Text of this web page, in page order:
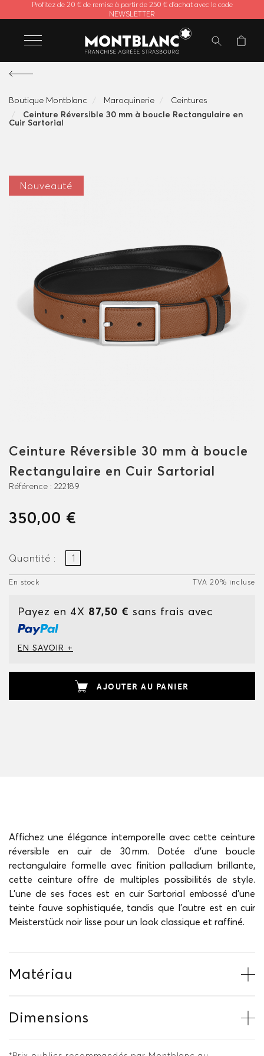
Profitez de 20 € de remise à partir de 250 € d'achat avec le code
NEWSLETTER
Boutique Montblanc Maroquinerie
Ceintures
Ceinture Réversible 30 mm à boucle Rectangulaire en
Cuir Sartorial
Nouveauté
Ceinture Réversible 30 mm à boucle
Rectangulaire en Cuir Sartorial
Référence : 222189
350,00 €
Quantité :
En stock TVA 20% incluse
Payez en 4X 87,50 € sans frais avec
EN SAVOIR +
AJOUTER AU PANIER
Affichez une élégance intemporelle avec cette ceinture
réversible en cuir de 30 mm. Dotée d'une boucle
rectangulaire formelle avec finition palladium brillante,
cette ceinture offre de multiples possibilités de style.
L'une de ses faces est en cuir Sartorial embossé d'une
teinte fauve sophistiquée, tandis que l'autre est en cuir
Meisterstück noir lisse pour un look classique et raffiné.
Matériau
Dimensions